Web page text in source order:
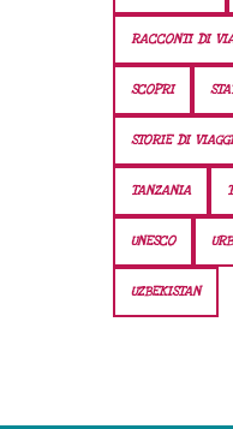
RACCONTI DI
SCOPRI
STORIE DI
TANZANIA
UNESCO
UZBEKISTAN